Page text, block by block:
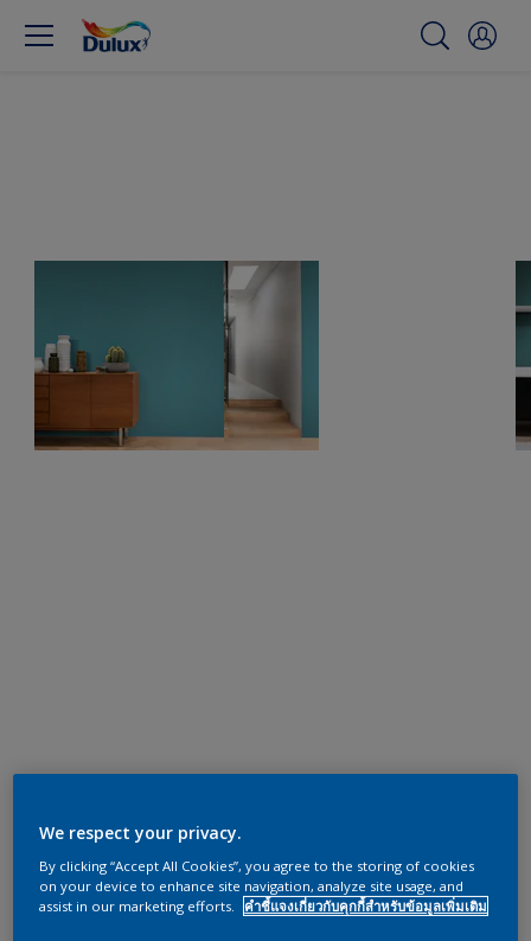
We respect your privacy.
By clicking “Accept All Cookies”, you agree to the storing of cookies
on your device to enhance site navigation, analyze site usage, and
assist in our marketing efforts.
คำชี้แจงเกี่ยวกับคุกกี้สำหรับข้อมูลเพิ่มเติม